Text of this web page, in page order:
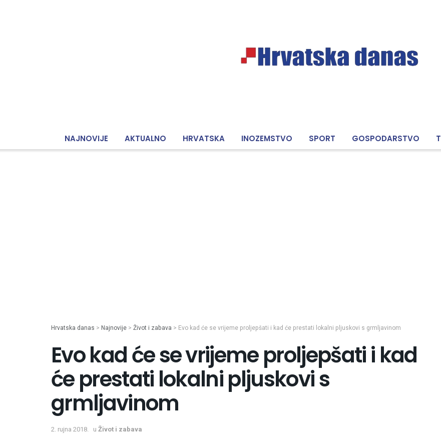
NAJNOVIJE AKTUALNO HRVATSKA INOZEMSTVO SPORT GOSPODARSTVO
Hrvatska danas > Najnovije > Život i zabava > Evo kad će se vrijeme proljepšati i kad će prestati lokalni pljuskovi s grmljavinom
Evo kad će se vrijeme proljepšati i kad
će prestati lokalni pljuskovi s
grmljavinom
2. rujna 2018. u Život i zabava